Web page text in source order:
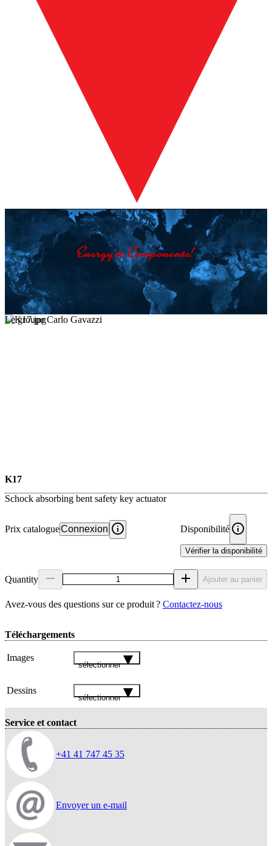
Le groupe Carlo Gavazzi
K17
Schock absorbing bent safety key actuator
Prix catalogueConnexion Disponibilité
Vérifier la disponibilité
Quantity Ajouter au panier
Avez‑vous des questions sur ce produit ? Contactez‑nous
Téléchargements
Images
sélectionner
Dessins
sélectionner
Service et contact
+41 41 747 45 35
Envoyer un e-mail